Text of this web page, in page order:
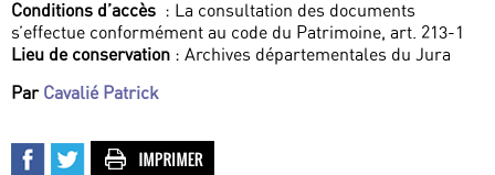
Conditions d’accès : La consultation des documents
s’effectue conformément au code du Patrimoine, art. 213-1
Lieu de conservation : Archives départementales du Jura
Par Cavalié Patrick